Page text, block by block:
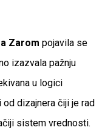
Zarom pojavila se
izazvala pažnju
u logici
dizajnera čiji je rad
sistem vrednosti.